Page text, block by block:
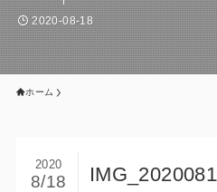
2020-08-18
ホーム
2020
8/18